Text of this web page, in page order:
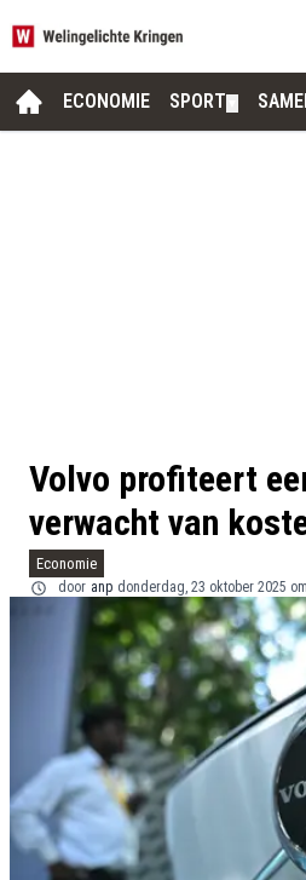
ECONOMIE SPORT
Volvo profiteert
verwacht van
Economie
door anp donderdag, 23 oktober 2025